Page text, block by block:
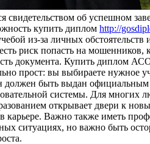
свидетельством об успешном
купить диплом http://
из-за личных обстоятельств
риск попасть на
документа. Купить диплом
прост: вы выбираете нужное
должен быть выдан
системы. Для многих
открывает двери к
карьере. Важно также иметь
ситуациях, но важно быть